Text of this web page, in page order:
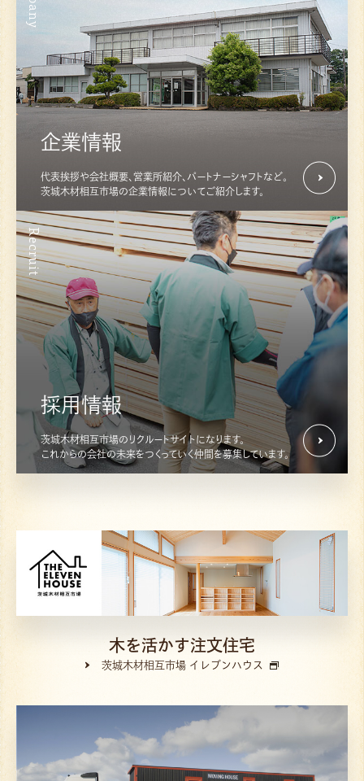
企業情報
代表挨拶や会社概要、営業所紹介、パートナーシャフトなど。
茨城木材相互市場の企業情報についてご紹介します。
Recruit
採用情報
茨城木材相互市場のリクルートサイトになります。
これからの会社の未来をつくっていく仲間を募集しています。
木を活かす注文住宅
茨城木材相互市場 イレブンハウス